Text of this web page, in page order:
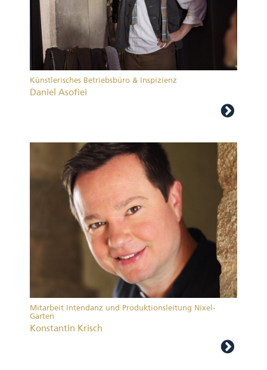
Künstlerisches Betriebsbüro & Inspizienz
Daniel Asofiei
Mitarbeit Intendanz und Produktionsleitung Nixel-
Garten
Konstantin Krisch